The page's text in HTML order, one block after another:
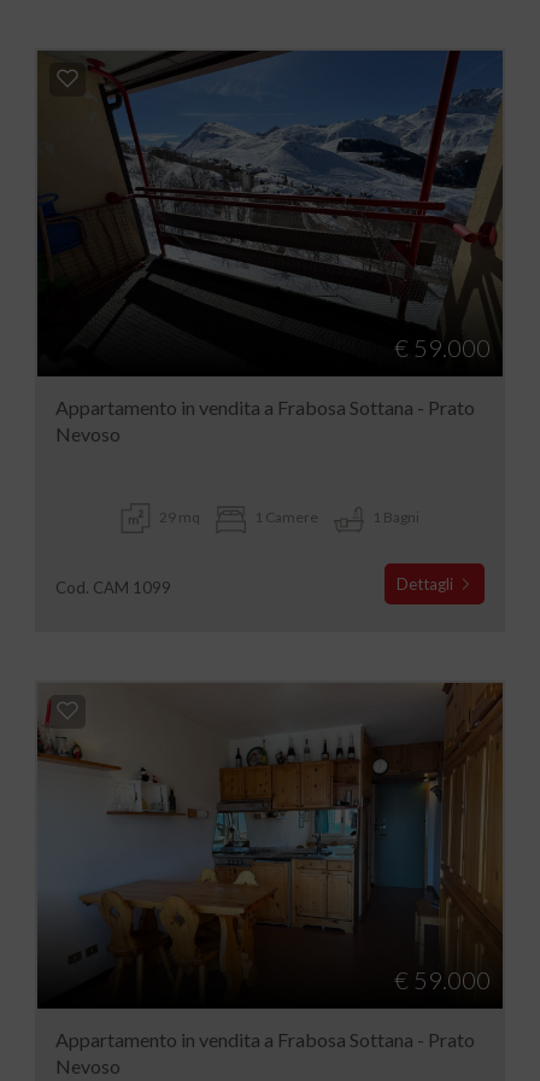
€ 59.000
Appartamento in vendita a Frabosa Sottana - Prato
Nevoso
29 mq 1 Camere 1 Bagni
Cod. CAM 1099 Dettagli
€ 59.000
Appartamento in vendita a Frabosa Sottana - Prato
Nevoso